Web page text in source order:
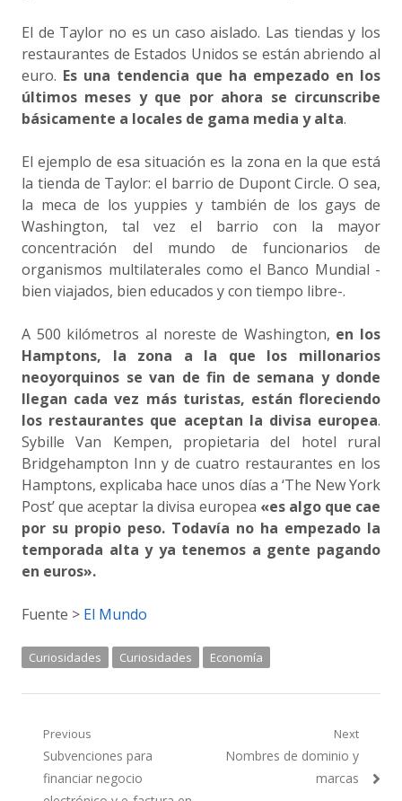
El de Taylor no es un caso aislado. Las tiendas y los
restaurantes de Estados Unidos se están abriendo al
euro. Es una tendencia que ha empezado en los
últimos meses y que por ahora se circunscribe
básicamente a locales de gama media y alta.
El ejemplo de esa situación es la zona en la que está
la tienda de Taylor: el barrio de Dupont Circle. O sea,
la meca de los yuppies y también de los gays de
Washington, tal vez el barrio con la mayor
concentración del mundo de funcionarios de
organismos multilaterales como el Banco Mundial -
bien viajados, bien educados y con tiempo libre-.
A 500 kilómetros al noreste de Washington, en los
Hamptons, la zona a la que los millonarios
neoyorquinos se van de fin de semana y donde
llegan cada vez más turistas, están floreciendo
los restaurantes que aceptan la divisa europea.
Sybille Van Kempen, propietaria del hotel rural
Bridgehampton Inn y de cuatro restaurantes en los
Hamptons, explicaba hace unos días a ‘The New York
Post’ que aceptar la divisa europea «es algo que cae
por su propio peso. Todavía no ha empezado la
temporada alta y ya tenemos a gente pagando
en euros».
Fuente > El Mundo
Curiosidades Curiosidades Economía
Navegación
de
Previous
Previous
post:
Subvenciones para
financiar negocio
Next
Next
Nombres de dominio y
marcas